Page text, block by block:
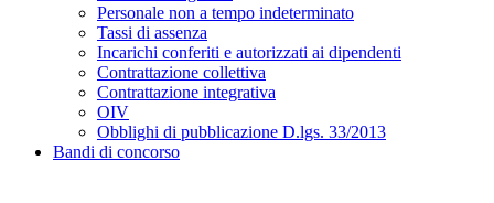
Personale non a tempo indeterminato
Tassi di assenza
Incarichi conferiti e autorizzati ai dipendenti
Contrattazione collettiva
Contrattazione integrativa
OIV
Obblighi di pubblicazione D.lgs. 33/2013
Bandi di concorso